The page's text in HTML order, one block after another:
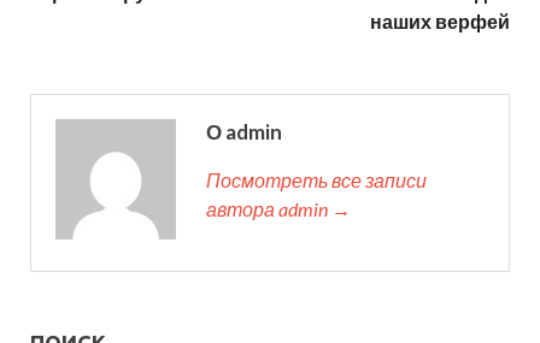
наших верфей
О admin
Посмотреть все записи
автора admin →